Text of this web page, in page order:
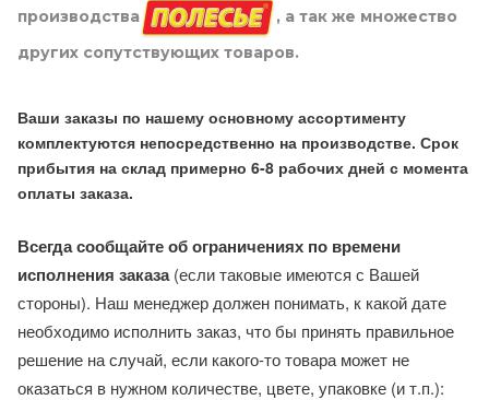
производства
, а так же множество
других сопутствующих товаров.
Ваши заказы по нашему основному ассортименту
комплектуются непосредственно на производстве. Срок
прибытия на склад примерно 6-8 рабочих дней с момента
оплаты заказа.
Всегда сообщайте об ограничениях по времени
исполнения заказа(если таковые имеются с Вашей
стороны). Наш менеджер должен понимать, к какой дате
необходимо исполнить заказ, что бы принять правильное
решение на случай, если какого-то товара может не
оказаться в нужном количестве, цвете, упаковке (и т.п.):